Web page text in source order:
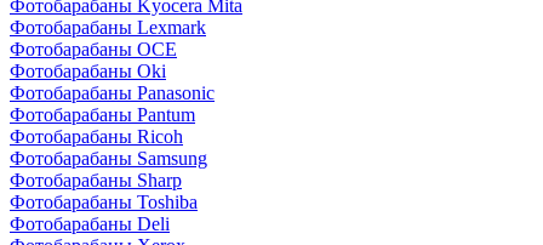
Фотобарабаны Kyocera Mita
Фотобарабаны Lexmark
Фотобарабаны OCE
Фотобарабаны Oki
Фотобарабаны Panasonic
Фотобарабаны Pantum
Фотобарабаны Ricoh
Фотобарабаны Samsung
Фотобарабаны Sharp
Фотобарабаны Toshiba
Фотобарабаны Deli